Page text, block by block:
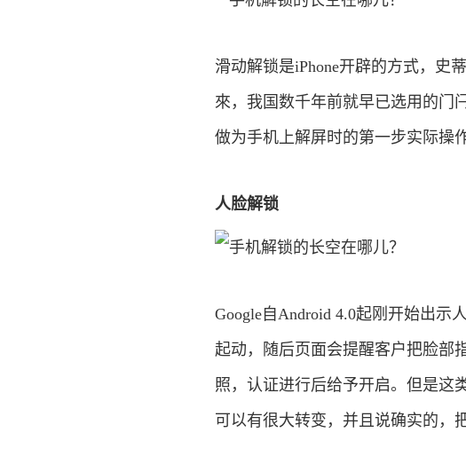
滑动解锁是iPhone开辟的方式，史
來，我国数千年前就早已选用的门
做为手机上解屏时的第一步实际操
人脸解锁
Google自Android 4.0起刚开始出示
起动，随后页面会提醒客户把脸部
照，认证进行后给予开启。但是这
可以有很大转变，并且说确实的，